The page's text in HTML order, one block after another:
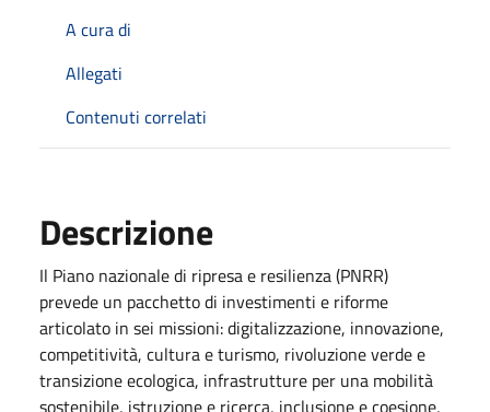
A cura di
Allegati
Contenuti correlati
Descrizione
Il Piano nazionale di ripresa e resilienza (PNRR)
prevede un pacchetto di investimenti e riforme
articolato in sei missioni: digitalizzazione, innovazione,
competitività, cultura e turismo, rivoluzione verde e
transizione ecologica, infrastrutture per una mobilità
sostenibile, istruzione e ricerca, inclusione e coesione,